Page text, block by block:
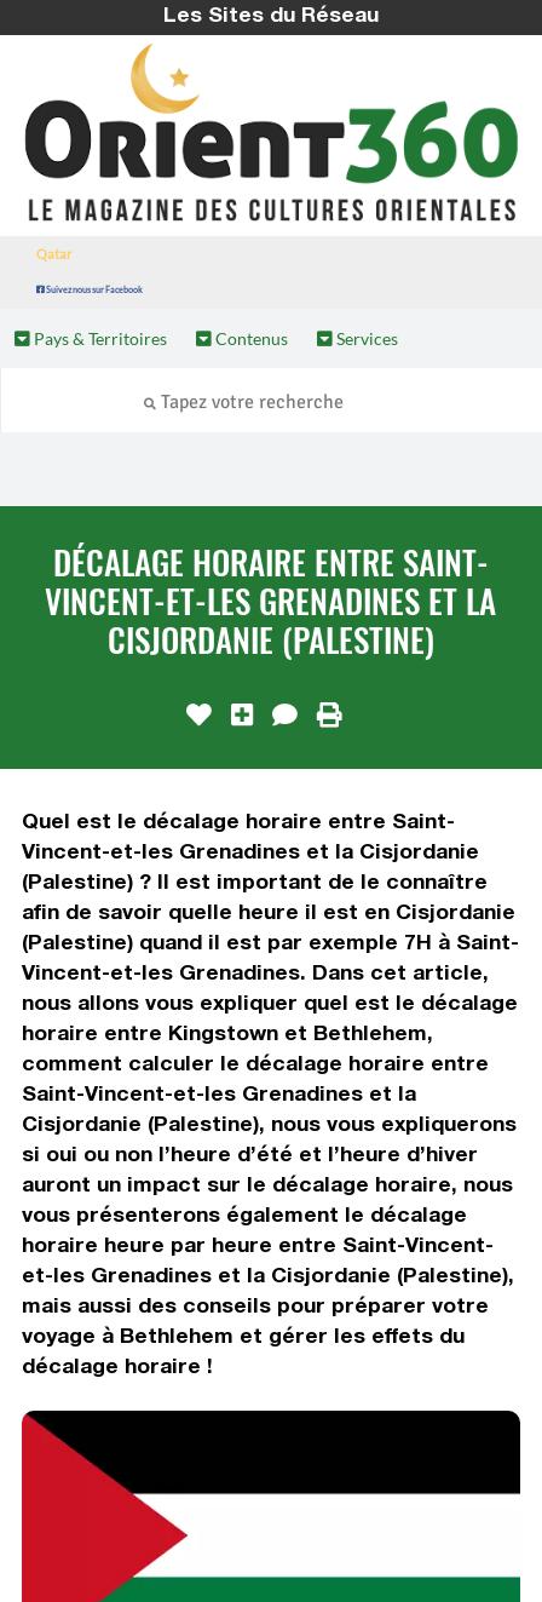
Les Sites du Réseau
Qatar
Suivez nous sur Facebook
Pays & Territoires Contenus Services
DÉCALAGE HORAIRE ENTRE SAINT-
VINCENT-ET-LES GRENADINES ET LA
CISJORDANIE (PALESTINE)
Quel est le décalage horaire entre Saint-
Vincent-et-les Grenadines et la Cisjordanie
(Palestine) ? Il est important de le connaître
afin de savoir quelle heure il est en Cisjordanie
(Palestine) quand il est par exemple 7H à Saint-
Vincent-et-les Grenadines. Dans cet article,
nous allons vous expliquer quel est le décalage
horaire entre Kingstown et Bethlehem,
comment calculer le décalage horaire entre
Saint-Vincent-et-les Grenadines et la
Cisjordanie (Palestine), nous vous expliquerons
si oui ou non l’heure d’été et l’heure d’hiver
auront un impact sur le décalage horaire, nous
vous présenterons également le décalage
horaire heure par heure entre Saint-Vincent-
et-les Grenadines et la Cisjordanie (Palestine),
mais aussi des conseils pour préparer votre
voyage à Bethlehem et gérer les effets du
décalage horaire !